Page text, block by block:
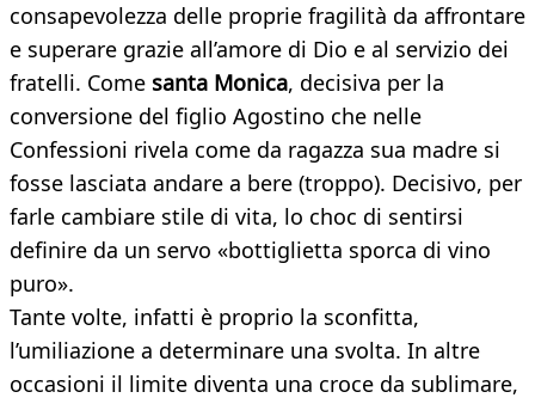
consapevolezza delle proprie fragilità da affrontare
e superare grazie all’amore di Dio e al servizio dei
fratelli. Come santa Monica, decisiva per la
conversione del figlio Agostino che nelle
Confessioni rivela come da ragazza sua madre si
fosse lasciata andare a bere (troppo). Decisivo, per
farle cambiare stile di vita, lo choc di sentirsi
definire da un servo «bottiglietta sporca di vino
puro».
Tante volte, infatti è proprio la sconfitta,
l’umiliazione a determinare una svolta. In altre
occasioni il limite diventa una croce da sublimare,